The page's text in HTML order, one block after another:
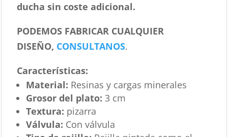
ducha sin coste adicional.
PODEMOS FABRICAR CUALQUIER
DISEÑO, CONSULTANOS.
Características:
Material: Resinas y cargas minerales
Grosor del plato: 3 cm
Textura: pizarra
Válvula: Con válvula